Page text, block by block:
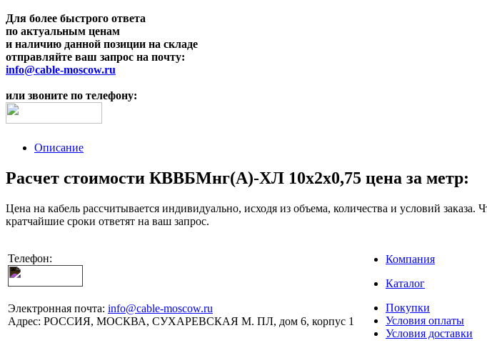
Для более быстрого ответа
по актуальным ценам
и наличию данной позиции на складе
отправляйте ваш запрос на почту:
info@cable-moscow.ru
или звоните по телефону:
Описание
Расчет стоимости КВВБМнг(A)-ХЛ 10х2х0,75 цена за метр:
Цена на кабель рассчитывается индивидуально, исходя из объема, количества и условий
кратчайшие сроки ответят на ваш запрос.
Телефон:
Электронная почта: info@cable-moscow.ru
Адрес: РОССИЯ, МОСКВА, СУХАРЕВСКАЯ М. ПЛ, дом 6, корпус 1
Компания
Каталог
Покупки
Условия оплаты
Условия доставки